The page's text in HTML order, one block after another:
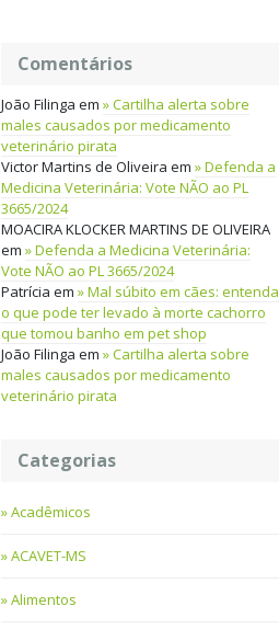
Comentários
João Filinga em
Cartilha alerta sobre
males causados por medicamento
veterinário pirata
Victor Martins de Oliveira em
Defenda a
Medicina Veterinária: Vote NÃO ao PL
3665/2024
MOACIRA KLOCKER MARTINS DE OLIVEIRA
em
Defenda a Medicina Veterinária:
Vote NÃO ao PL 3665/2024
Patrícia em
Mal súbito em cães: entenda
o que pode ter levado à morte cachorro
que tomou banho em pet shop
João Filinga em
Cartilha alerta sobre
males causados por medicamento
veterinário pirata
Categorias
Acadêmicos
ACAVET-MS
Alimentos